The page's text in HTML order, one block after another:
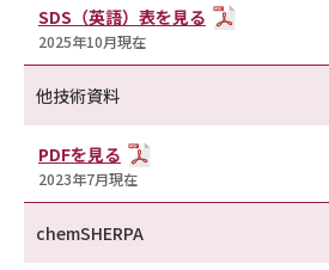
SDS（英語）表を見る
2025年10月現在
他技術資料
PDFを見る
2023年7月現在
chemSHERPA